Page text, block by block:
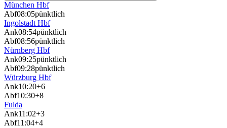
München Hbf
Abf08:05pünktlich
Ingolstadt Hbf
Ank08:54pünktlich
Abf08:56pünktlich
Nürnberg Hbf
Ank09:25pünktlich
Abf09:28pünktlich
Würzburg Hbf
Ank10:20+6
Abf10:30+8
Fulda
Ank11:02+3
Abf11:04+4